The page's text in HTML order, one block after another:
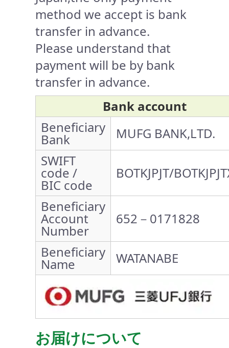
method we accept is bank
transfer in advance.
Please understand that
payment will be by bank
transfer in advance.
Bank account
Beneficiary
Bank
MUFG BANK,LTD.
SWIFT
code /
BIC code
BOTKJPJT/
Beneficiary
Account
Number
652－0171828
Beneficiary
Name WATANABE
お届けについて